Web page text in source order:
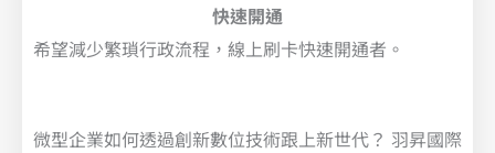
快速開通
希望減少繁瑣行政流程，線上刷卡快速開通者。
微型企業如何透過創新數位技術跟上新世代？ 羽昇國際